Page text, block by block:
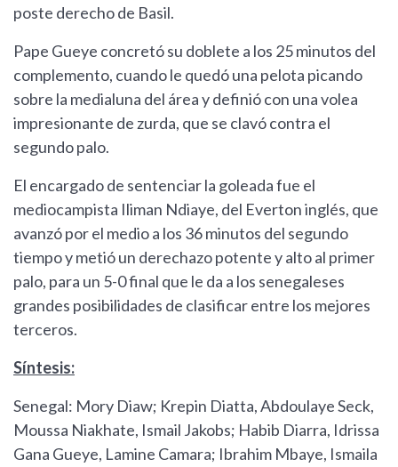
poste derecho de Basil.
Pape Gueye concretó su doblete a los 25 minutos del
complemento, cuando le quedó una pelota picando
sobre la medialuna del área y definió con una volea
impresionante de zurda, que se clavó contra el
segundo palo.
El encargado de sentenciar la goleada fue el
mediocampista Iliman Ndiaye, del Everton inglés, que
avanzó por el medio a los 36 minutos del segundo
tiempo y metió un derechazo potente y alto al primer
palo, para un 5-0 final que le da a los senegaleses
grandes posibilidades de clasificar entre los mejores
terceros.
Síntesis:
Senegal: Mory Diaw; Krepin Diatta, Abdoulaye Seck,
Moussa Niakhate, Ismail Jakobs; Habib Diarra, Idrissa
Gana Gueye, Lamine Camara; Ibrahim Mbaye, Ismaila